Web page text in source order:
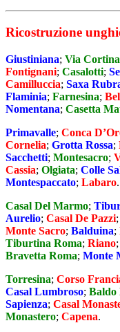
Ricostruzione
Giustiniana; Via
Fontignani; Casalotti;
Camilluccia; Saxa
Flaminia; Farnesina;
Nomentana; Casetta
Primavalle; Conca
Cornelia; Grotta Rossa;
Sacchetti; Montesacro;
Cassia; Olgiata; Colle
Montespaccato; Labaro.
Casal Del Marmo;
Aurelio; Casal De Pazzi;
Monte Sacro; Balduina;
Tiburtina Roma; Riano;
Bravetta Roma; Monte
Torresina; Corso
Casal Lumbroso; Baldo
Sapienza; Casal
Monastero; Capena.